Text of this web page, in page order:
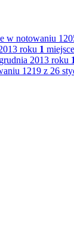
w notowaniu
roku 1
2013 roku
1219 z 26